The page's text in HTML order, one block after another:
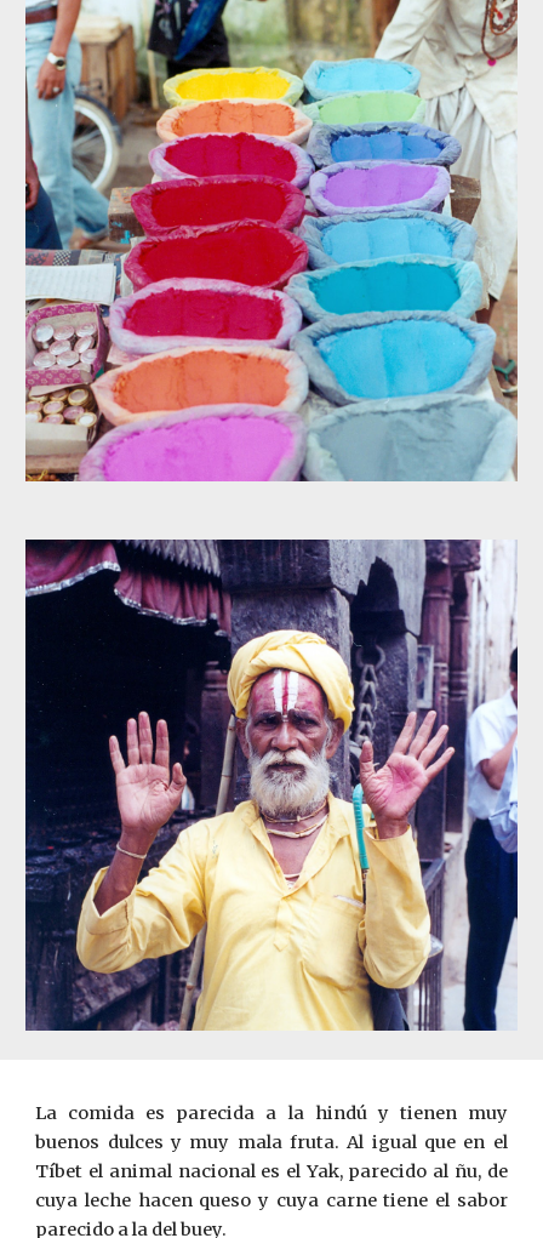
La co­mida es parecida a la hindú y tienen muy
buenos dulces y muy mala fru­ta. Al igual que en el
Tíbet el animal nacional es el Yak, parecido al ñu, de
cuya leche hacen queso y cuya carne tiene el sabor
parecido a la del buey.